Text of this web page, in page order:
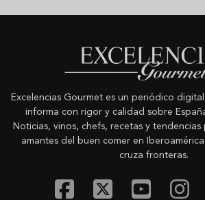
Excelencias Gourmet es un periódico
informa con rigor y calidad sobre
Noticias, vinos, chefs, recetas y
amantes del buen comer en
cruza fronteras.